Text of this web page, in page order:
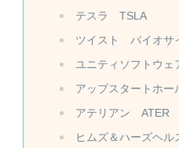
テスラ TSLA
ツイスト バイオ
ユニティソフトウ
アップスタートホ
アテリアン ATER
ヒムズ＆ハーズヘ